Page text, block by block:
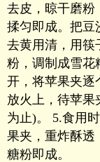
去皮，晾干磨粉
揉匀即成。把豆
去黄用清，用筷
粉，调制成雪花
开，将苹果夹逐
放火上，待苹果
为止)。 5.食用
果夹，重炸酥透
糖粉即成。